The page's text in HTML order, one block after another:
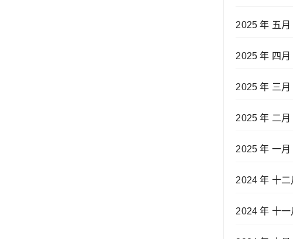
2025 年 五月
2025 年 四月
2025 年 三月
2025 年 二月
2025 年 一月
2024 年 十二
2024 年 十一